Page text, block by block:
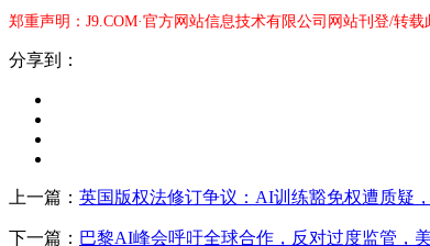
郑重声明：J9.COM·官方网站信息技术有限公司网站刊登/转
分享到：
上一篇： 英国版权法修订争议：AI训练豁免权遭质疑
下一篇： 巴黎AI峰会呼吁全球合作，反对过度监管，